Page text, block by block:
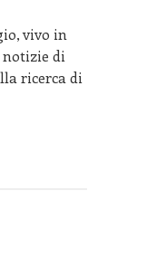
vivo in
notizie di
ricerca di